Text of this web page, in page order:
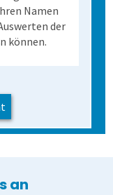
Namen
der
können.
an